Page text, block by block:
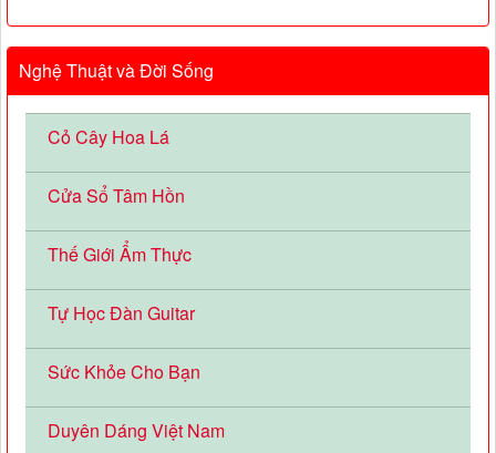
Nghệ Thuật và Đời Sống
Cỏ Cây Hoa Lá
Cửa Sổ Tâm Hồn
Thế Giới Ẩm Thực
Tự Học Đàn Guitar
Sức Khỏe Cho Bạn
Duyên Dáng Việt Nam